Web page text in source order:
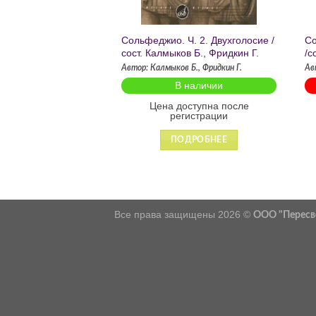
Сольфеджио. Ч. 2. Двухголосие /
сост. Калмыков Б., Фридкин Г.
Автор: Калмыков Б., Фридкин Г.
В наличии
Цена доступна после
регистрации
ПОДРОБНЕЕ
/
Все права защищены 2026 © ООО